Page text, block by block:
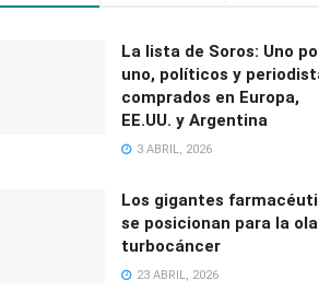
La lista de Soros: Uno
uno, políticos y
comprados en Europa,
EE.UU. y Argentina
3 ABRIL, 2026
Los gigantes
se posicionan para la
turbocáncer
23 ABRIL, 2026